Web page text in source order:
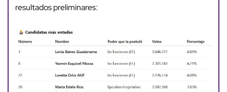
resultados preliminares: